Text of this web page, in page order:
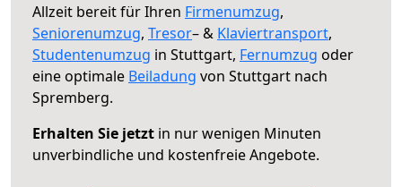
Allzeit bereit für Ihren Firmenumzug,
Seniorenumzug, Tresor– & Klaviertransport,
Studentenumzug in Stuttgart, Fernumzug oder
eine optimale Beiladung von Stuttgart nach
Spremberg.
Erhalten Sie jetzt in nur wenigen Minuten
unverbindliche und kostenfreie Angebote.